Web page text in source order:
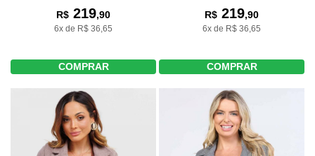
R$ 219,90
6x de R$ 36,65
COMPRAR
R$ 219,90
6x de R$ 36,65
COMPRAR